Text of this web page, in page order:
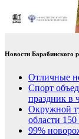
Новости Барабинского
Отличные
Спорт
праздник в
Окружной
области
99%